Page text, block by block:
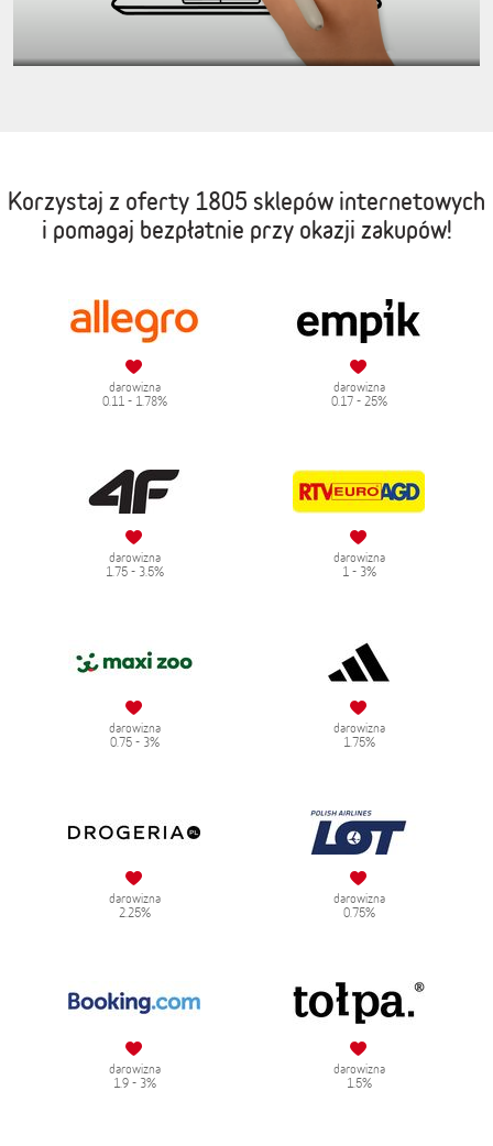
Korzystaj z oferty 1805 sklepów internetowych
i pomagaj bezpłatnie przy okazji zakupów!
darowizna
0.11 - 1.78%
darowizna
0.17 - 25%
darowizna
1.75 - 3.5%
darowizna
1 - 3%
darowizna
0.75 - 3%
darowizna
1.75%
darowizna
2.25%
darowizna
0.75%
darowizna
1.9 - 3%
darowizna
1.5%